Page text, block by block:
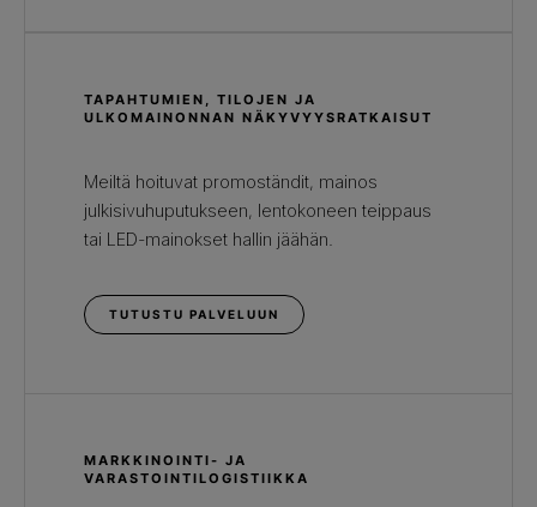
TAPAHTUMIEN, TILOJEN JA
ULKOMAINONNAN NÄKYVYYSRATKAISUT
Meiltä hoituvat promoständit, mainos
julkisivuhuputukseen, lentokoneen teippaus
tai LED-mainokset hallin jäähän.
TUTUSTU PALVELUUN
MARKKINOINTI- JA
VARASTOINTILOGISTIIKKA